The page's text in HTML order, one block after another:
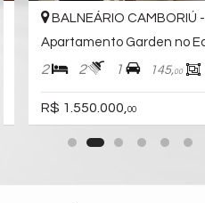
BALNEÁRIO CAMBORIÚ -
2 2 1 145,00
R$ 1.550.000,00